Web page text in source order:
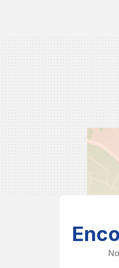
do
reclamações e
mais perto de você.